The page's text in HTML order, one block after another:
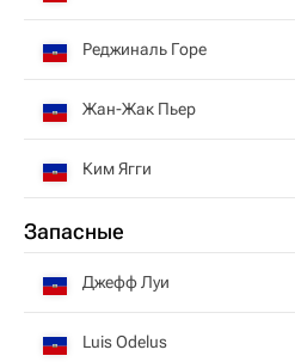
Реджиналь Горе
Жан-Жак Пьер
Ким Ягги
Запасные
Джефф Луи
Luis Odelus